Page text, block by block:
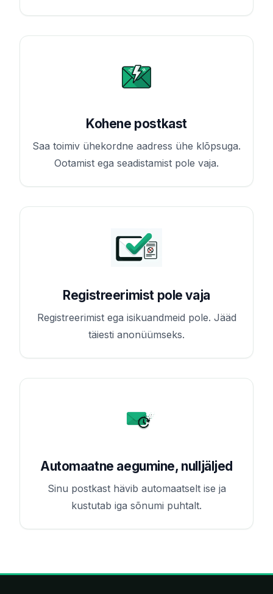
Kohene postkast
Saa toimiv ühekordne aadress ühe klõpsuga.
Ootamist ega seadistamist pole vaja.
Registreerimist pole vaja
Registreerimist ega isikuandmeid pole. Jääd
täiesti anonüümseks.
Automaatne aegumine, nulljäljed
Sinu postkast hävib automaatselt ise ja
kustutab iga sõnumi puhtalt.